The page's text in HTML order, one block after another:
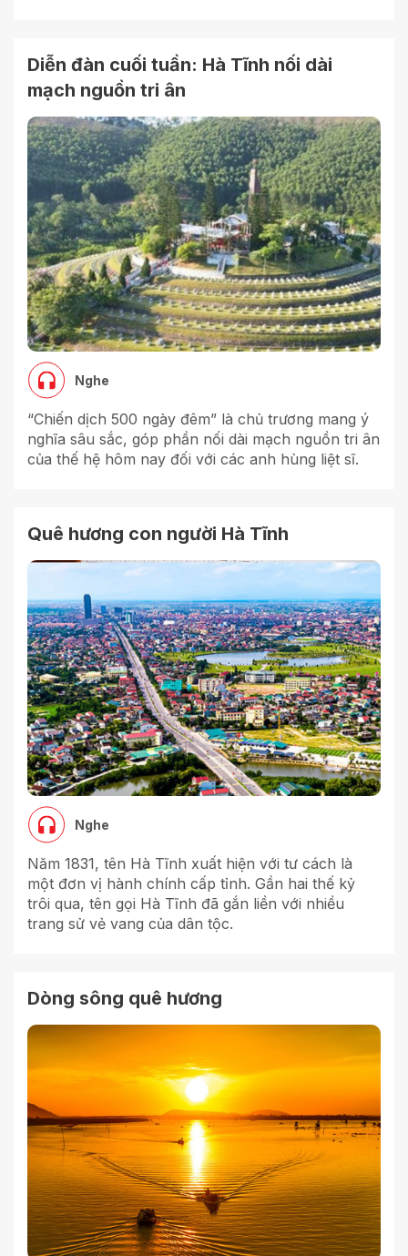
Diễn đàn cuối tuần: Hà Tĩnh nối dài
mạch nguồn tri ân
Nghe
“Chiến dịch 500 ngày đêm” là chủ trương mang ý
nghĩa sâu sắc, góp phần nối dài mạch nguồn tri ân
của thế hệ hôm nay đối với các anh hùng liệt sĩ.
Quê hương con người Hà Tĩnh
Nghe
Năm 1831, tên Hà Tĩnh xuất hiện với tư cách là
một đơn vị hành chính cấp tỉnh. Gần hai thế kỷ
trôi qua, tên gọi Hà Tĩnh đã gắn liền với nhiều
trang sử vẻ vang của dân tộc.
Dòng sông quê hương